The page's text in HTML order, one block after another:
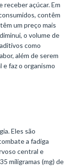
receber açúcar. Em
contêm
um preço mais
o volume de
como
além de serem
e faz o organismo
Eles são
a fadiga
central e
miligramas (mg) de